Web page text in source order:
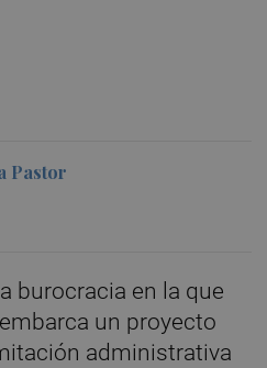
Pastor
burocracia en la que
un proyecto
administrativa